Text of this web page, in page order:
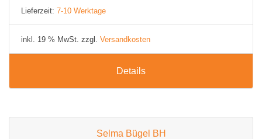
Lieferzeit: 7-10 Werktage
inkl. 19 % MwSt. zzgl. Versandkosten
Details
Selma Bügel BH